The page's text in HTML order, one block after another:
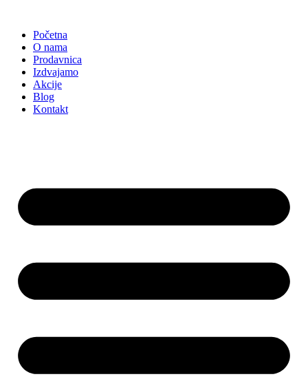
sadržajPočetna
O nama
Prodavnica
Izdvajamo
Akcije
Blog
Kontakt